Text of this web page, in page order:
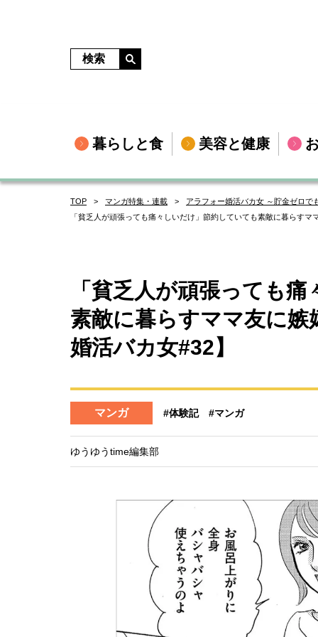
暮らしと食 美容と健康
TOP マンガ特集・連載
アラフォー婚活バカ女 ～貯金ゼロで
「貧乏人が頑張っても痛々しいだけ」節約していても素敵に暮らす
「貧乏人が頑張っても
素敵に暮らすママ友に
婚活バカ女#32】
マンガ #体験記 #マンガ
ゆうゆうtime編集部